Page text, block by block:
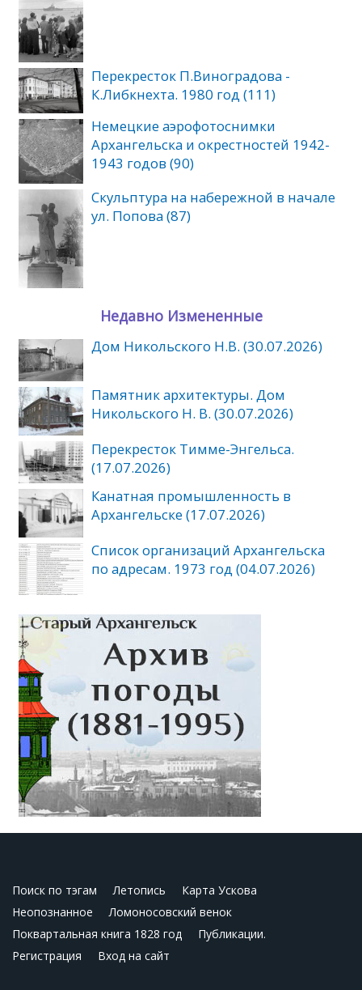
Перекресток П.Виноградова -
К.Либкнехта. 1980 год (111)
Немецкие аэрофотоснимки
Архангельска и окрестностей 1942-
1943 годов (90)
Скульптура на набережной в начале
ул. Попова (87)
Недавно Измененные
Дом Никольского Н.В. (30.07.2026)
Памятник архитектуры. Дом
Никольского Н. В. (30.07.2026)
Перекресток Тимме-Энгельса.
(17.07.2026)
Канатная промышленность в
Архангельске (17.07.2026)
Список организаций Архангельска
по адресам. 1973 год (04.07.2026)
Поиск по тэгам Летопись
Карта Ускова
Неопознанное
Ломоносовский венок
Поквартальная книга 1828 год
Публикации.
Регистрация
Вход на сайт